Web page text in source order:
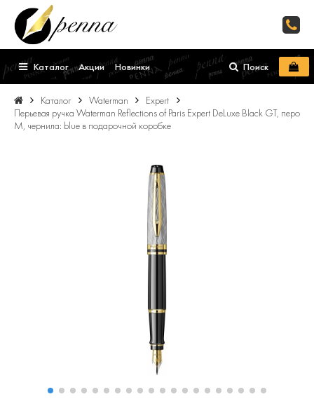
Каталог Акции Новинки Поиск
Каталог Waterman
Expert
Перьевая ручка Waterman Reflections of Paris Expert DeLuxe Black GT, перо
M, чернила: blue в подарочной коробке